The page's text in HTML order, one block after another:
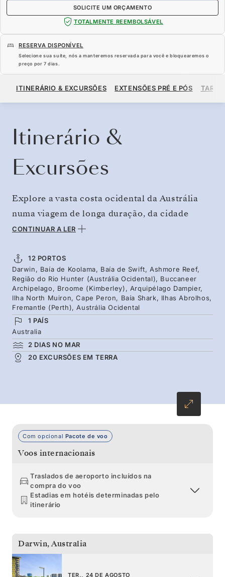
SOLICITE UM ORÇAMENTO
TOTALMENTE REEMBOLSÁVEL
RESERVA DISPONÍVEL
Selecione sua suíte, nós a manteremos reservada para você e bloquearemos o
preço por 7 dias.
A PARTIR DE US$ 17.120
ITINERÁRIO & EXCURSÕES EXTENSÕES PRÉ E PÓS
Itinerário &
Excursões
Explore a vasta costa ocidental da Austrália
numa viagem de longa duração, da cidade
tropical de Darwin a Perth, o posto remoto no
arquipélagos raramente visitados, desde as
marés agitadas de Buccaneer às 42 idílicas
ilhas de Dampier. Durante a viagem, não perca
a oportunidade de observar as baleias-jubarte,
os dugongos e golfinhos. Pratique mergulho
entre os ecossistemas de corais densos e por
entre santuários naturais, antes de explorar o
património indígena da Austrália e a sua arte
CONTINUAR A LER
12 PORTOS
Darwin, Baía de Koolama, Baía de Swift, Ashmore Reef,
Região do Rio Hunter (Austrália Ocidental), Buccaneer
Archipelago, Broome (Kimberley), Arquipélago Dampier,
Ilha North Muiron, Cape Peron, Baía Shark, Ilhas Abrolhos,
Fremantle (Perth), Austrália Ocidental
1 PAÍS
Australia
2 DIAS NO MAR
20 EXCURSÕES EM TERRA
Com opcional Pacote de voo
Voos internacionais
Traslados de aeroporto incluídos na
compra do voo
Estadias em hotéis determinadas pelo
itinerário
Darwin,Australia
TER., 24 DE AGOSTO